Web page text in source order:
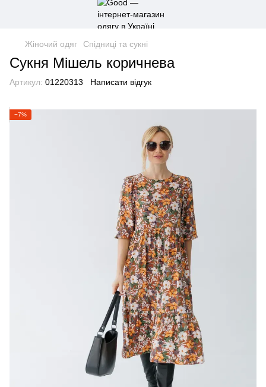
Жіночий одяг Спідниці та сукні
Сукня Мішель коричнева
Артикул: 01220313 Написати відгук
−7%